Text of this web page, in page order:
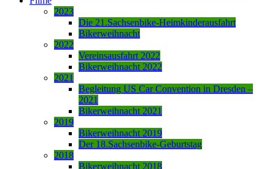
2023
Die 21.Sachsenbike-Heimkinderausfahrt
Bikerweihnacht
2022
Vereinsausfahrt 2022
Bikerweihnacht 2022
2021
Begleitung US Car Convention in Dresden –
2021
Bikerweihnacht 2021
2019
Bikerweihnacht 2019
Der 18.Sachsenbike-Geburtstag
2018
Bikerweihnacht 2018